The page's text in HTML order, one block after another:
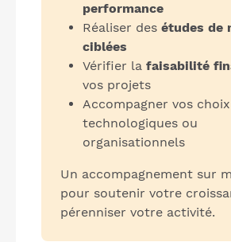
performance
Réaliser des études de
ciblées
Vérifier la faisabilité
vos projets
Accompagner vos choix
technologiques ou
organisationnels
Un accompagnement sur
pour soutenir votre
pérenniser votre activité.